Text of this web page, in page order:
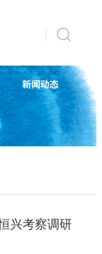
兴考察调研